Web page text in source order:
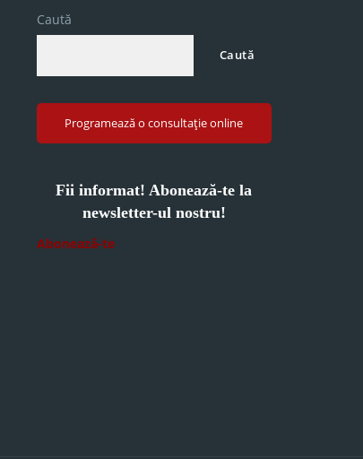
Caută
Caută
Programează o consultație online
Fii informat! Abonează-te la
newsletter-ul nostru!
Abonează-te